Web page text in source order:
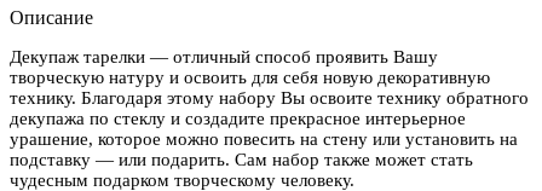
Описание
Декупаж тарелки — отличный способ проявить Вашу
творческую натуру и освоить для себя новую декоративную
технику. Благодаря этому набору Вы освоите технику обратного
декупажа по стеклу и создадите прекрасное интерьерное
урашение, которое можно повесить на стену или установить на
подставку — или подарить. Сам набор также может стать
чудесным подарком творческому человеку.